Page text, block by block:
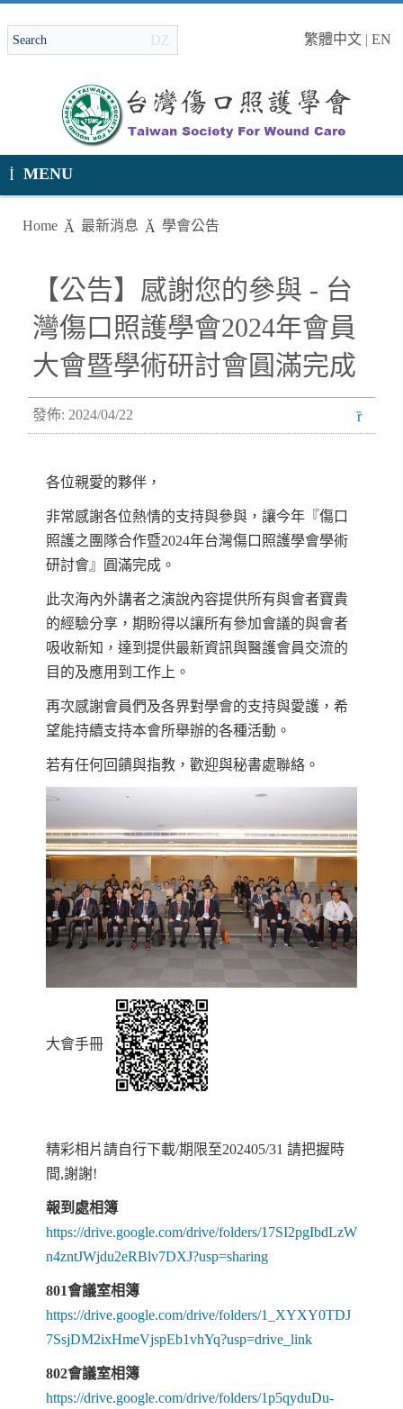
繁體中文 | EN
MENU
Home 最新消息 學會公告
【公告】感謝您的參與 - 台
灣傷口照護學會2024年會員
大會暨學術研討會圓滿完成
發佈: 2024/04/22
各位親愛的夥伴，
非常感謝各位熱情的支持與參與，讓今年『傷口
照護之團隊合作暨2024年台灣傷口照護學會學術
研討會』圓滿完成。
此次海內外講者之演說內容提供所有與會者寶貴
的經驗分享，期盼得以讓所有參加會議的與會者
吸收新知，達到提供最新資訊與醫護會員交流的
目的及應用到工作上。
再次感謝會員們及各界對學會的支持與愛護，希
望能持續支持本會所舉辦的各種活動。
若有任何回饋與指教，歡迎與秘書處聯絡。
大會手冊
精彩相片請自行下載/期限至202405/31 請把握時
間,謝謝!
報到處相簿
https://drive.google.com/drive/folders/17SI2pgIbdLzW
n4zntJWjdu2eRBlv7DXJ?usp=sharing
801會議室相簿
https://drive.google.com/drive/folders/1_XYXY0TDJ
7SsjDM2ixHmeVjspEb1vhYq?usp=drive_link
802會議室相簿
https://drive.google.com/drive/folders/1p5qyduDu-